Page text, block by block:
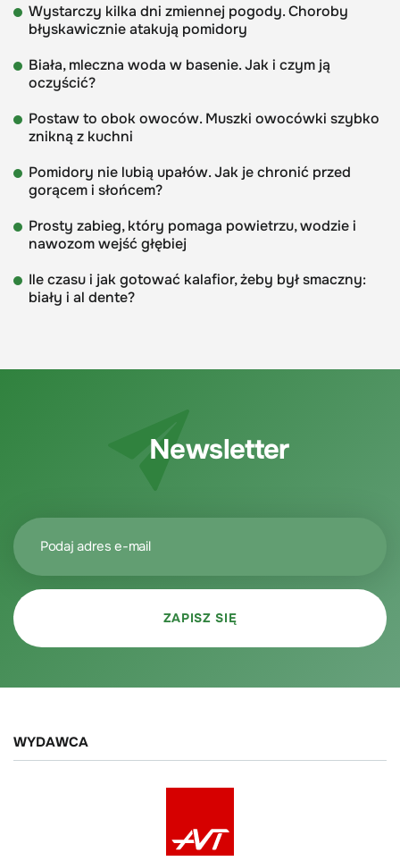
Wystarczy kilka dni zmiennej pogody. Choroby
błyskawicznie atakują pomidory
Biała, mleczna woda w basenie. Jak i czym ją
oczyścić?
Postaw to obok owoców. Muszki owocówki szybko
znikną z kuchni
Pomidory nie lubią upałów. Jak je chronić przed
gorącem i słońcem?
Prosty zabieg, który pomaga powietrzu, wodzie i
nawozom wejść głębiej
Ile czasu i jak gotować kalafior, żeby był smaczny:
biały i al dente?
Newsletter
WYDAWCA